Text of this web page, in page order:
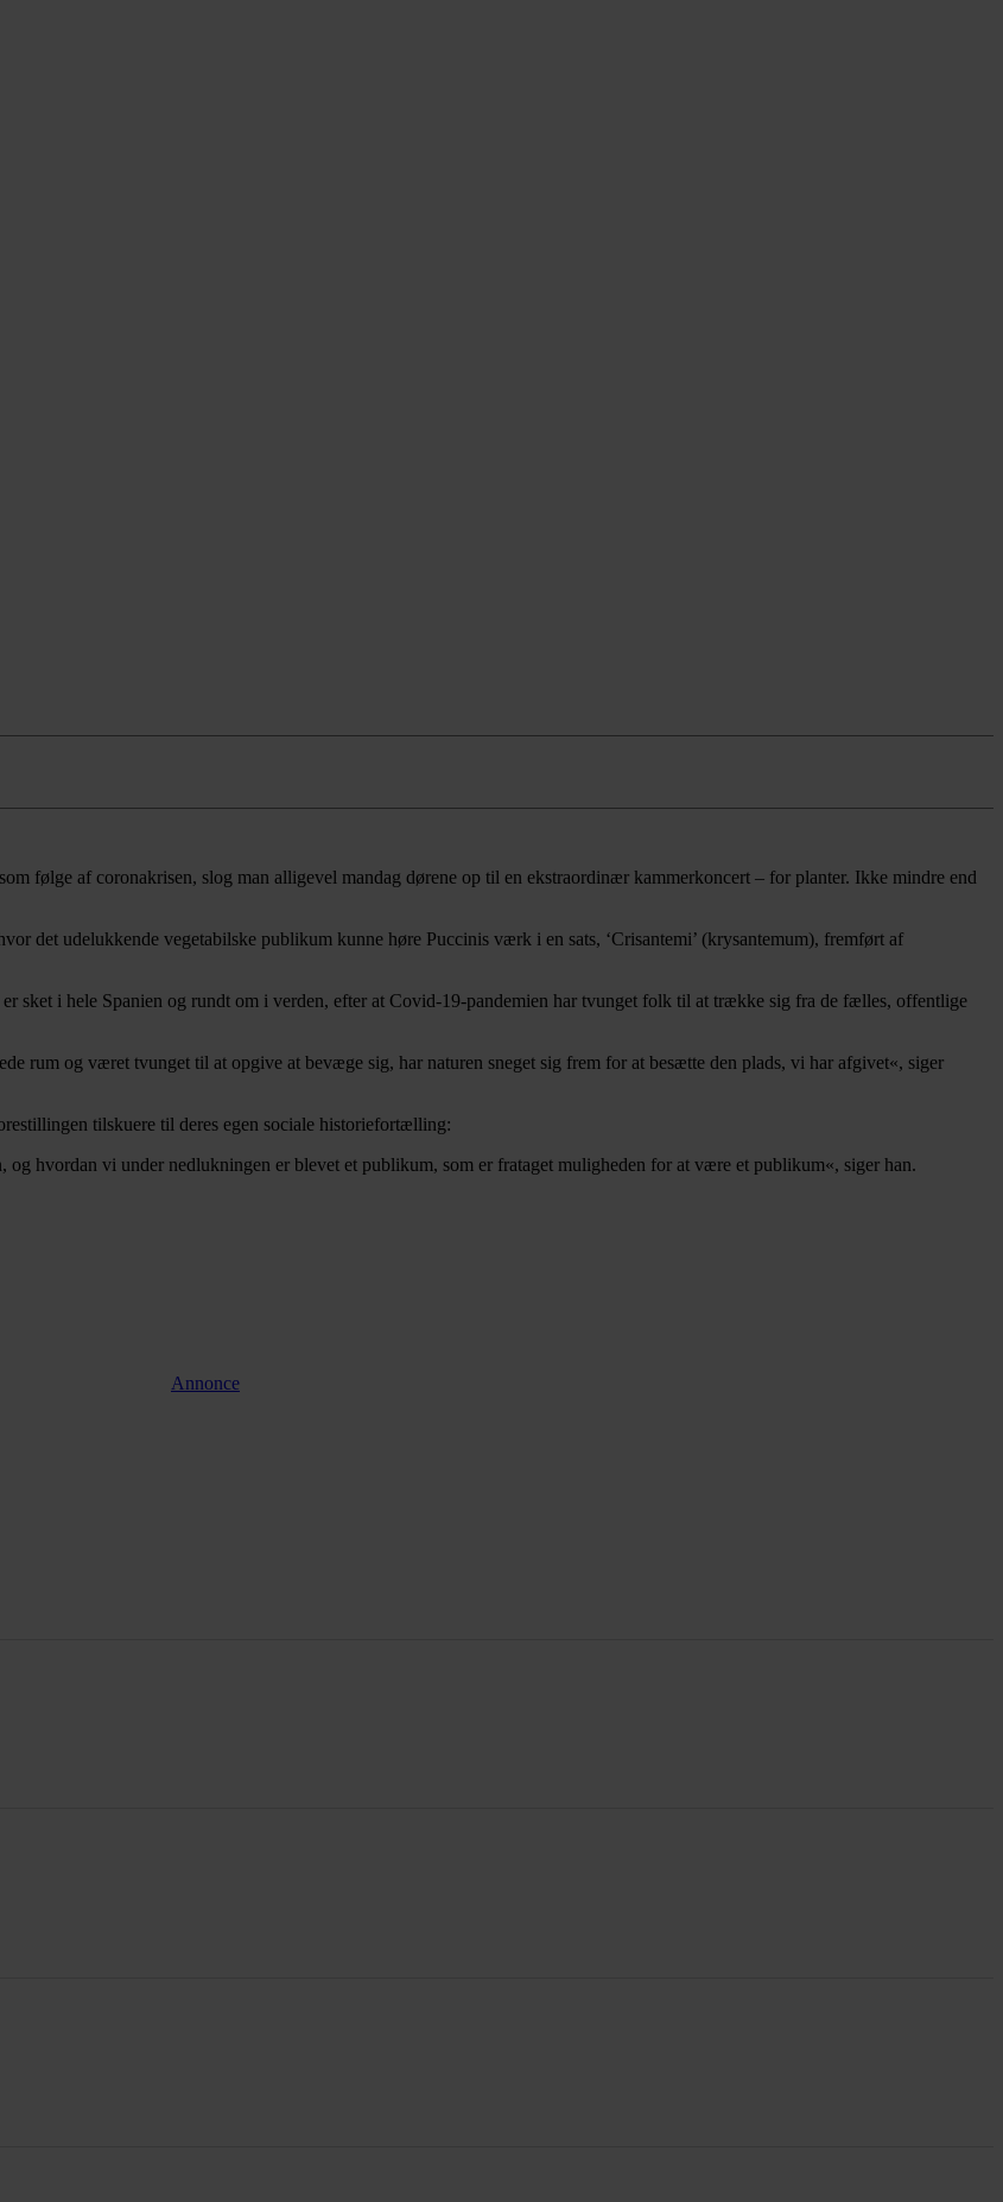
følge af coronakrisen, slog man alligevel mandag dørene op til en ekstraordinær kammerkoncert – for planter. Ikke mindre end
det udelukkende vegetabilske publikum kunne høre Puccinis værk i en sats, ‘Crisantemi’ (krysantemum), fremført af
sket i hele Spanien og rundt om i verden, efter at Covid-19-pandemien har tvunget folk til at trække sig fra de fælles, offentlige
rum og været tvunget til at opgive at bevæge sig, har naturen sneget sig frem for at besætte den plads, vi har afgivet«, siger
tilskuere til deres egen sociale historiefortælling:
og hvordan vi under nedlukningen er blevet et publikum, som er frataget muligheden for at være et publikum«, siger han.
Annonce